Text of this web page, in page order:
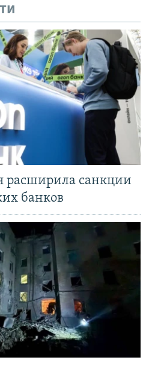
расширила санкции
банков